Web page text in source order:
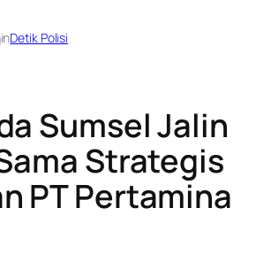
inDetik Polisi
Sumsel Jalin
Strategis
PT Pertamina